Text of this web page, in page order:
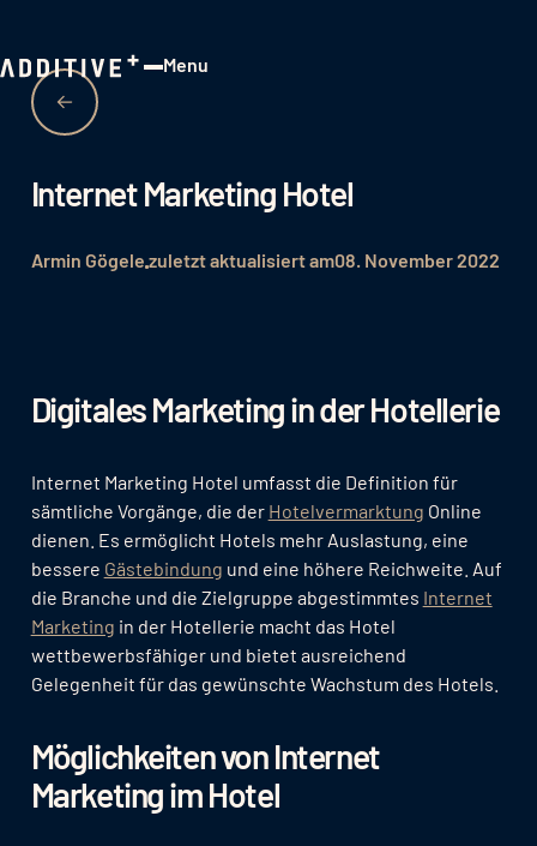
Menu
Internet Marketing Hotel
Armin Gögelezuletzt aktualisiert am08. November 2022
Digitales Marketing in der Hotellerie
Internet Marketing Hotel umfasst die Definition für
sämtliche Vorgänge, die der Hotelvermarktung Online
dienen. Es ermöglicht Hotels mehr Auslastung, eine
bessere Gästebindung und eine höhere Reichweite. Auf
die Branche und die Zielgruppe abgestimmtes Internet
Marketing in der Hotellerie macht das Hotel
wettbewerbsfähiger und bietet ausreichend
Gelegenheit für das gewünschte Wachstum des Hotels.
Möglichkeiten von Internet
Marketing im Hotel